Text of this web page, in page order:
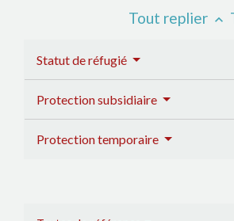
Tout replier keyboard_arrow_up
Statut de réfugié
Protection subsidiaire
Protection temporaire